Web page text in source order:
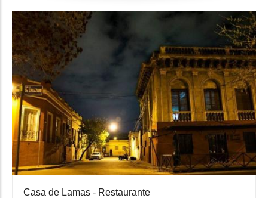
Casa de Lamas - Restaurante